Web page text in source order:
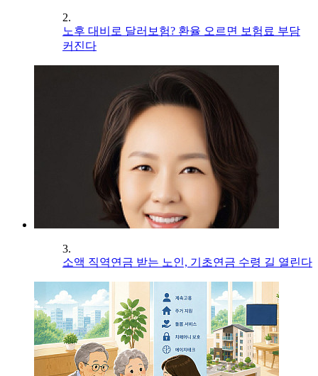
2.
노후 대비로 달러보험? 환율 오르면 보험료 부담
커진다
3.
소액 직역연금 받는 노인, 기초연금 수령 길 열린다